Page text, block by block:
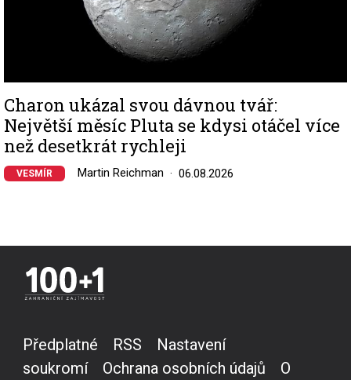
Charon ukázal svou dávnou tvář:
Největší měsíc Pluta se kdysi otáčel více
než desetkrát rychleji
VESMÍR Martin Reichman 06.08.2026
Předplatné RSS
Nastavení
soukromí
Ochrana osobních údajů O